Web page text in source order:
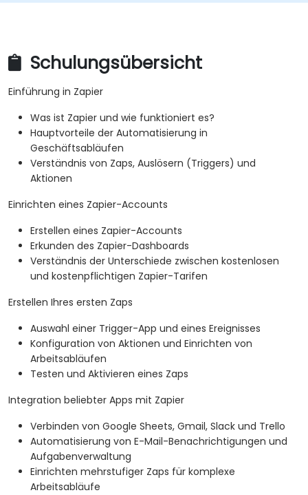
Schulungsübersicht
Einführung in Zapier
Was ist Zapier und wie funktioniert es?
Hauptvorteile der Automatisierung in
Geschäftsabläufen
Verständnis von Zaps, Auslösern (Triggers) und
Aktionen
Einrichten eines Zapier-Accounts
Erstellen eines Zapier-Accounts
Erkunden des Zapier-Dashboards
Verständnis der Unterschiede zwischen kostenlosen
und kostenpflichtigen Zapier-Tarifen
Erstellen Ihres ersten Zaps
Auswahl einer Trigger-App und eines Ereignisses
Konfiguration von Aktionen und Einrichten von
Arbeitsabläufen
Testen und Aktivieren eines Zaps
Integration beliebter Apps mit Zapier
Verbinden von Google Sheets, Gmail, Slack und Trello
Automatisierung von E-Mail-Benachrichtigungen und
Aufgabenverwaltung
Einrichten mehrstufiger Zaps für komplexe
Arbeitsabläufe